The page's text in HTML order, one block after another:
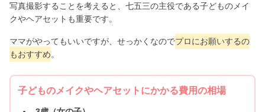
写真撮影することを考えると、七五三の主役である子どものメイ
クやヘアセットも重要です。
ママがやってもいいですが、せっかくなのでプロにお願いするの
もおすすめ。
子どものメイクやヘアセットにかかる費用の相場